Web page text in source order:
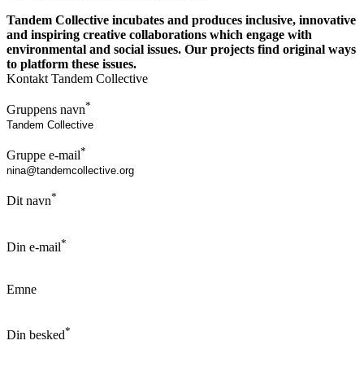
Tandem Collective incubates and produces inclusive, innovative
and inspiring creative collaborations which engage with
environmental and social issues. Our projects find original ways
to platform these issues.
Kontakt Tandem Collective
Gruppens navn*
Gruppe e-mail*
Dit navn*
Din e-mail*
Emne
Din besked*